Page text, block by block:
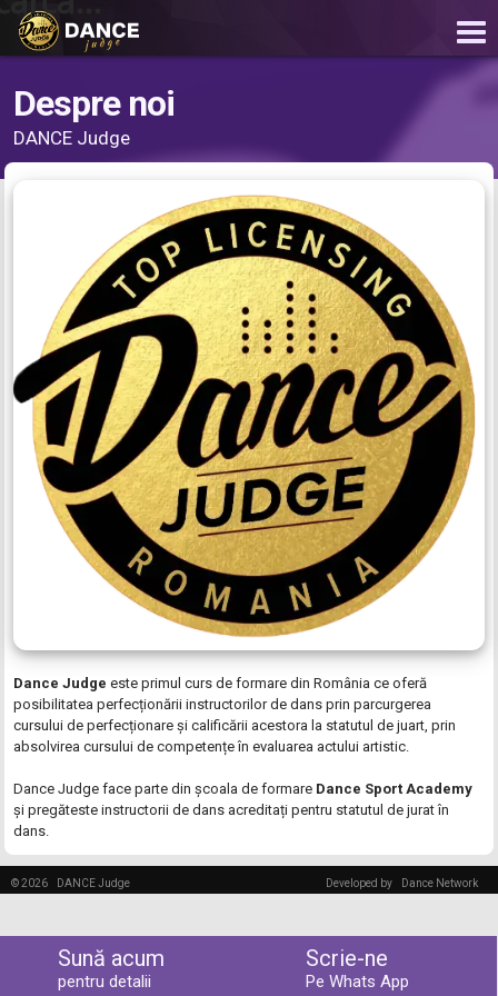
Despre noi
DANCE Judge
Dance Judge este primul curs de formare din România ce oferă
posibilitatea perfecționării instructorilor de dans prin parcurgerea
cursului de perfecționare și calificării acestora la statutul de juart, prin
absolvirea cursului de competențe în evaluarea actului artistic.
Dance Judge face parte din școala de formare Dance Sport Academy
și pregăteste instructorii de dans acreditați pentru statutul de jurat în
dans.
Sună acum
pentru detalii
Scrie-ne
Pe Whats App
© 2026 DANCE Judge Developed by Dance Network